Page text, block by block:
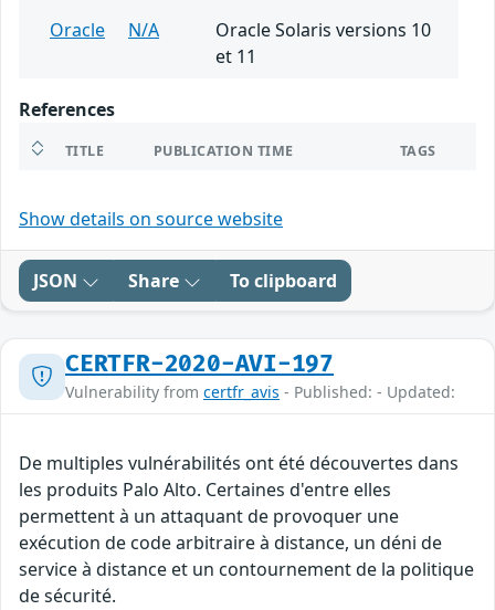
Oracle
N/A
Oracle Solaris versions 10
et 11
References
TITLE PUBLICATION TIME TAGS
Show details on source website
JSON Share To clipboard
CERTFR-2020-AVI-197
Vulnerability from certfr_avis - Published: - Updated:
De multiples vulnérabilités ont été découvertes dans
les produits Palo Alto. Certaines d'entre elles
permettent à un attaquant de provoquer une
exécution de code arbitraire à distance, un déni de
service à distance et un contournement de la politique
de sécurité.